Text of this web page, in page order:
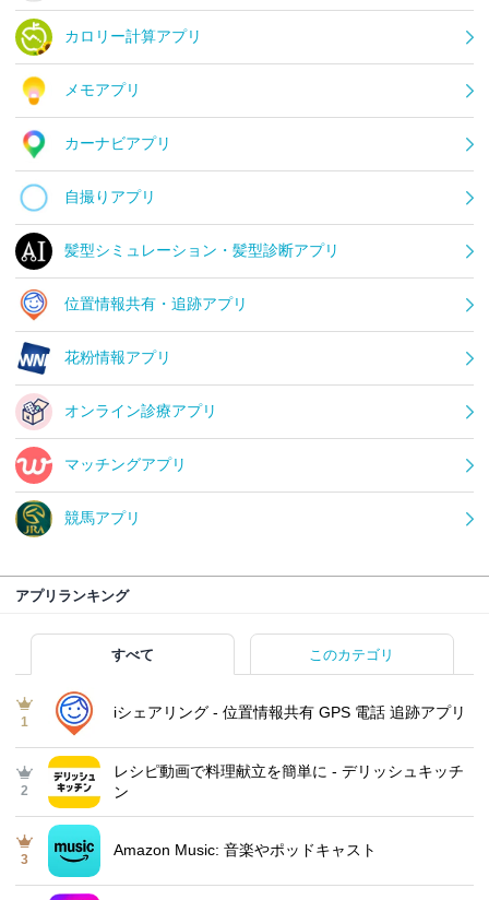
カロリー計算アプリ
メモアプリ
カーナビアプリ
自撮りアプリ
髪型シミュレーション・髪型診断アプリ
位置情報共有・追跡アプリ
花粉情報アプリ
オンライン診療アプリ
マッチングアプリ
競馬アプリ
アプリランキング
すべて このカテゴリ
1
iシェアリング - 位置情報共有 GPS 電話 追跡アプリ
2
レシピ動画で料理献立を簡単‪に - デリッシュキッチ
ン
3
Amazon Music: 音楽やポッドキャスト